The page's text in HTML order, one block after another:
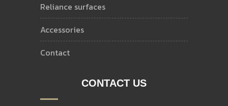
reliance surfaces
accessories
contact
CONTACT US